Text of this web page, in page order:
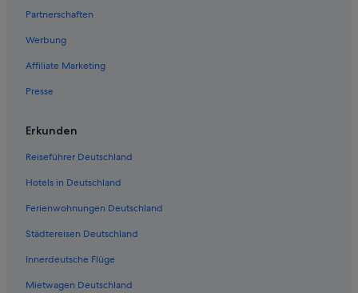
Best Western Hotels in Bad Schandau
Hotels mit Casino in Bad Schandau
Partnerschaften
Werbung
Affiliate Marketing
Presse
Erkunden
Reiseführer Deutschland
Hotels in Deutschland
Ferienwohnungen Deutschland
Städtereisen Deutschland
Innerdeutsche Flüge
Mietwagen Deutschland